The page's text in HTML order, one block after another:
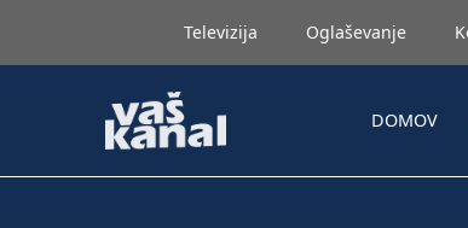
Televizija Oglaševanje
DOMOV